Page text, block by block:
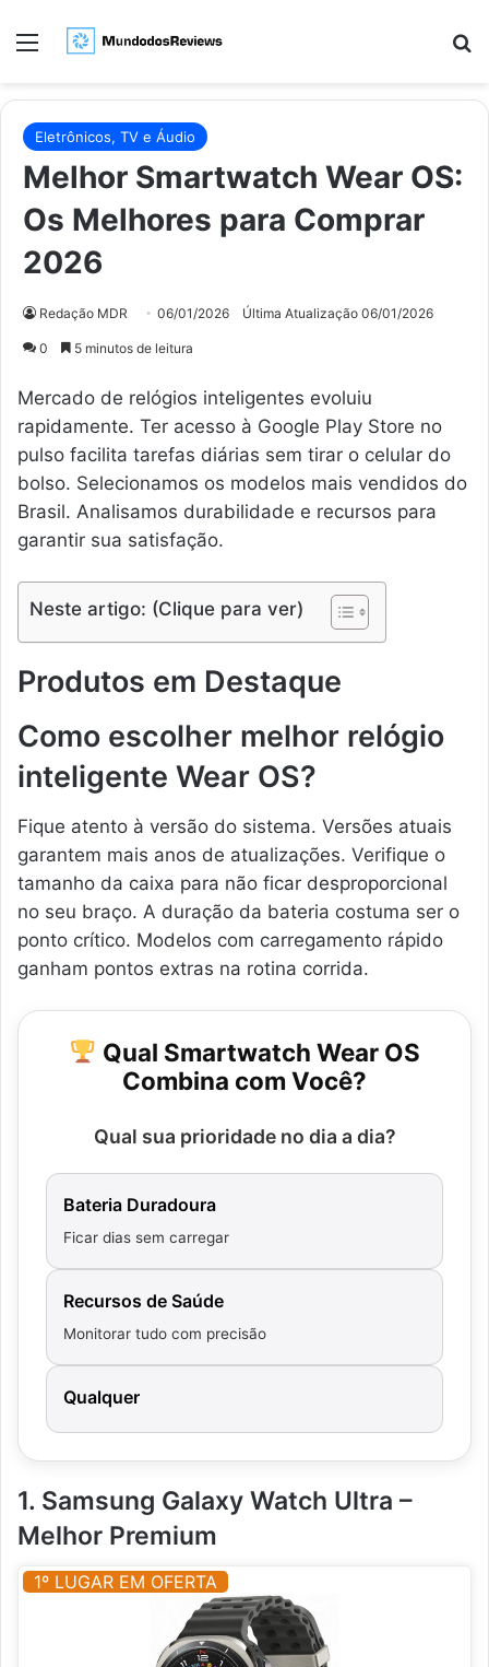
Menu
Eletrônicos, TV e Áudio
Melhor Smartwatch Wear OS:
Os Melhores para Comprar
2026
Redação MDR 06/01/2026 Última Atualização 06/01/2026
0 5 minutos de leitura
Mercado de relógios inteligentes evoluiu
rapidamente. Ter acesso à Google Play Store no
pulso facilita tarefas diárias sem tirar o celular do
bolso. Selecionamos os modelos mais vendidos do
Brasil. Analisamos durabilidade e recursos para
garantir sua satisfação.
Neste artigo: (Clique para ver)
Produtos em Destaque
Como escolher melhor relógio
inteligente Wear OS?
Fique atento à versão do sistema. Versões atuais
garantem mais anos de atualizações. Verifique o
tamanho da caixa para não ficar desproporcional
no seu braço. A duração da bateria costuma ser o
ponto crítico. Modelos com carregamento rápido
ganham pontos extras na rotina corrida.
Qual Smartwatch Wear OS
Combina com Você?
Qual sua prioridade no dia a dia?
Bateria Duradoura
Ficar dias sem carregar
Recursos de Saúde
Monitorar tudo com precisão
Qualquer
1. Samsung Galaxy Watch Ultra –
Melhor Premium
1º LUGAR EM OFERTA